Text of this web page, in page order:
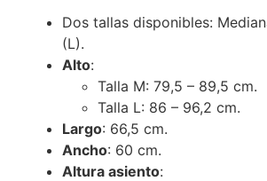
Dos tallas disponibles:
(L).
Alto:
Talla M: 79,5 – 89,5 cm.
Talla L: 86 – 96,2 cm.
Largo: 66,5 cm.
Ancho: 60 cm.
Altura asiento: